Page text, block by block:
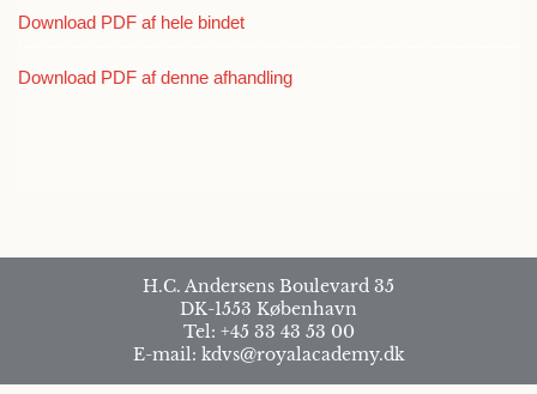
+ N.P. Schierbeck
+ L. Th. et Walbum Madsen
Download PDF af hele bindet
Download PDF af denne afhandling
H.C. Andersens Boulevard 35
DK-1553 København
Tel: +45 33 43 53 00
E-mail: kdvs@royalacademy.dk